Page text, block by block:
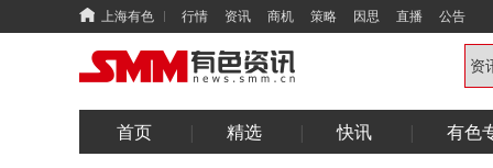
上海有色 行情 资讯 商机 策略 因思 直播 公告
首页 精选 快讯 有色